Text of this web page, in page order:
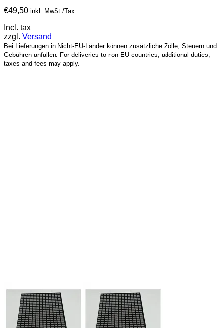
€49,50 inkl. MwSt./Tax
Incl. tax
zzgl. Versand
Bei Lieferungen in Nicht-EU-Länder können zusätzliche Zölle, Steuern und
Gebühren anfallen. For deliveries to non-EU countries, additional duties,
taxes and fees may apply.